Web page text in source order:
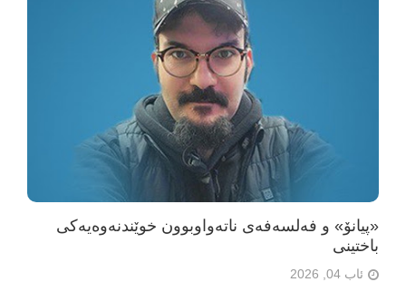
«پیانۆ» و فەلسەفەی ناتەواوبوون خوێندنەوەیەکی
باختینی
ئاب 04, 2026